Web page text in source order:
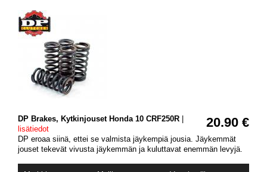
20.90 €
DP Brakes, Kytkinjouset Honda 10 CRF250R
lisätiedot
DP eroaa siinä, ettei se valmista jäykempiä jousia. Jäykemmät
jouset tekevät vivusta jäykemmän ja kuluttavat enemmän levyjä.